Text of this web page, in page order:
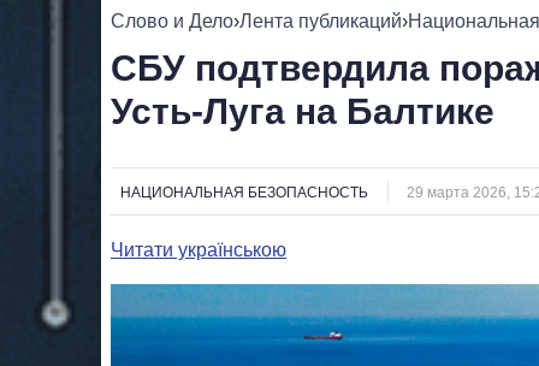
ВСЕ ПОЛИТИКИ ПРЕЗИДЕНТ И
Слово и Дело›Лента публикаций›
СБУ подтвердила
Усть-Луга на Балтике
НАЦИОНАЛЬНАЯ БЕЗОПАСНОСТЬ 29 марта 2026,
Читати українською